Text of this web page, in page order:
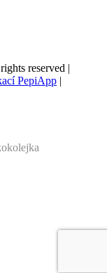
reserved |
PepiApp |